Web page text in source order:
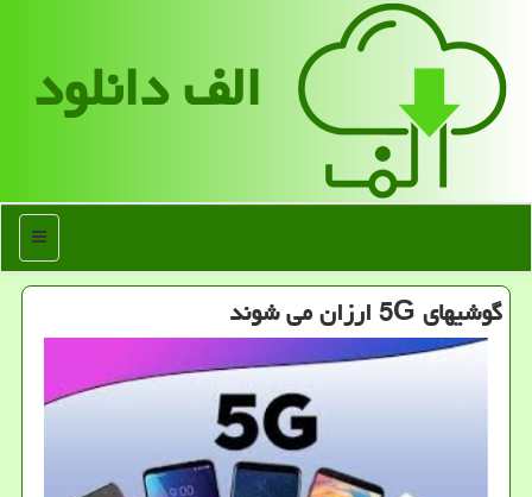
الف دانلود
منو
گوشیهای 5G ارزان می شوند